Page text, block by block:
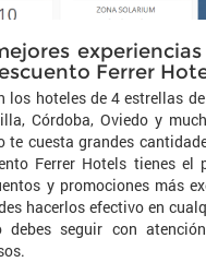
Ferrer
los hoteles de 4 estrellas
Córdoba, Oviedo y
te cuesta grandes
Ferrer Hotels tienes el
y promociones más
hacerlos efectivo en
debes seguir con